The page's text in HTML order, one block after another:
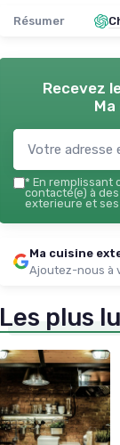
Résumer
Recevez
* En remplissant
contacté(e) à
exterieure et
Ma cuisine
Ajoutez-nous à
Les plus